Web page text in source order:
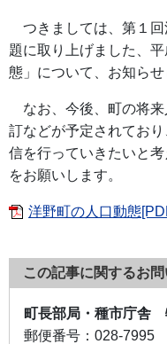
つきましては、第１回
題に取り上げました、
態」について、お知らせ
なお、今後、町の将来
訂などが予定されてお
信を行っていきたいと
をお願いします。
洋野町の人口動態
この記事に関するお
町長部局・種市庁舎
郵便番号： 028-7995